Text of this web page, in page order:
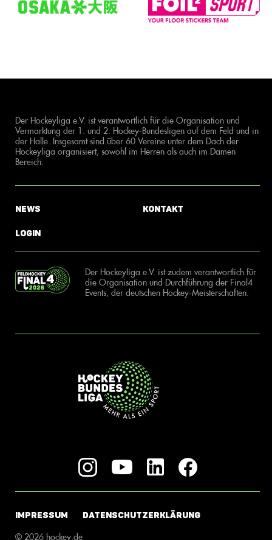
Der Hockeyliga e.V. ist verantwortlich für die Organisation und
Vermarktung der 1. und 2. Hockey-Bundesligen auf dem Feld und in
der Halle. Insgesamt sind über 60 Vereine unter dem Dach der
Hockeyliga organisiert, sowohl im Herren als auch im Damen
Bereich.
News
Login
Kontakt
Der Hockeyliga e.V. ist zudem verantwortlich für
die Organisation und Durchführung der Final4
Events, der deutschen Hockey-Meisterschaften.
IMPRESSUM DATENSCHUTZERKLÄRUNG
© 2026 hockey.de